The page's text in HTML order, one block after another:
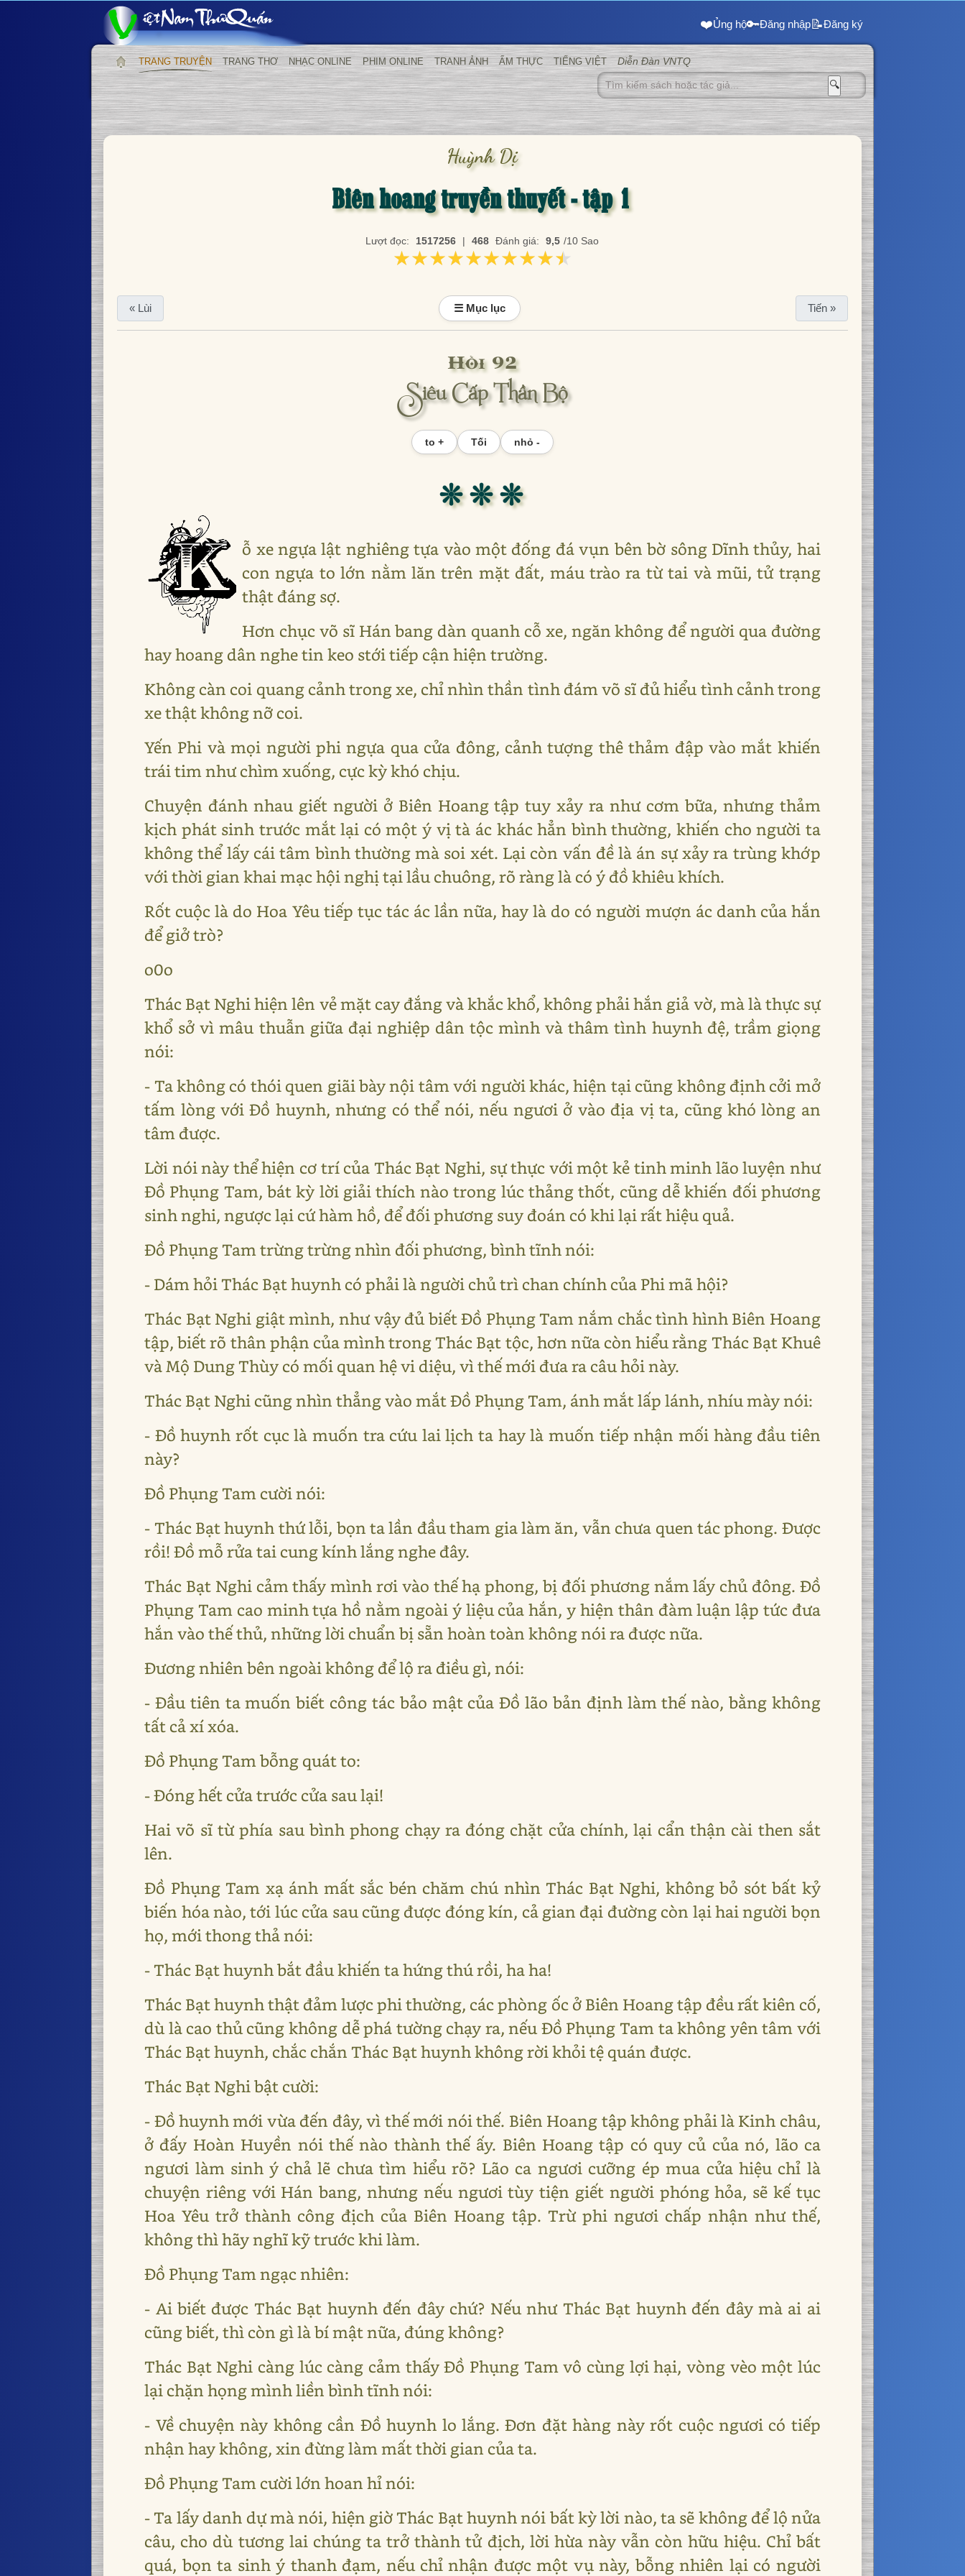
❤️Ủng hộ🔑Đăng nhập📝Đăng ký
TRANG TRUYỆN TRANG THƠ NHẠC ONLINE PHIM ONLINE TRANH ẢNH ẨM THỰC TIẾNG VIỆT Diễn Đàn VNTQ
🔍
Huỳnh Dị
Biên hoang truyền thuyết - tập 1
Lượt đọc: 1517256 | 468 Đánh giá: 9,5 /10 Sao
★★★★★★★★★★
★★★★★★★★★★
« Lùi ☰ Mục lục Tiến »
Hồi 92
Siêu Cấp Thần Bộ
to + Tối nhỏ -
❊ ❊ ❊
ỗ xe ngựa lật nghiêng tựa vào một đống đá vụn bên bờ sông Dĩnh thủy, hai
con ngựa to lớn nằm lăn trên mặt đất, máu trào ra từ tai và mũi, tử trạng
thật đáng sợ.
Hơn chục võ sĩ Hán bang dàn quanh cỗ xe, ngăn không để người qua đường
hay hoang dân nghe tin keo stới tiếp cận hiện trường.
Không càn coi quang cảnh trong xe, chỉ nhìn thần tình đám võ sĩ đủ hiểu tình cảnh trong
xe thật không nỡ coi.
Yến Phi và mọi người phi ngựa qua cửa đông, cảnh tượng thê thảm đập vào mắt khiến
trái tim như chìm xuống, cực kỳ khó chịu.
Chuyện đánh nhau giết người ở Biên Hoang tập tuy xảy ra như cơm bữa, nhưng thảm
kịch phát sinh trước mắt lại có một ý vị tà ác khác hẳn bình thường, khiến cho người ta
không thể lấy cái tâm bình thường mà soi xét. Lại còn vấn đề là án sự xảy ra trùng khớp
với thời gian khai mạc hội nghị tại lầu chuông, rõ ràng là có ý đồ khiêu khích.
Rốt cuộc là do Hoa Yêu tiếp tục tác ác lần nữa, hay là do có người mượn ác danh của hắn
để giở trò?
o0o
Thác Bạt Nghi hiện lên vẻ mặt cay đắng và khắc khổ, không phải hắn giả vờ, mà là thực sự
khổ sở vì mâu thuẫn giữa đại nghiệp dân tộc mình và thâm tình huynh đệ, trầm giọng
nói:
- Ta không có thói quen giãi bày nội tâm với người khác, hiện tại cũng không định cởi mở
tấm lòng với Đồ huynh, nhưng có thể nói, nếu ngươi ở vào địa vị ta, cũng khó lòng an
tâm được.
Lời nói này thể hiện cơ trí của Thác Bạt Nghi, sự thực với một kẻ tinh minh lão luyện như
Đồ Phụng Tam, bát kỳ lời giải thích nào trong lúc thảng thốt, cũng dễ khiến đối phương
sinh nghi, ngược lại cứ hàm hồ, để đối phương suy đoán có khi lại rất hiệu quả.
Đồ Phụng Tam trừng trừng nhìn đối phương, bình tĩnh nói:
- Dám hỏi Thác Bạt huynh có phải là người chủ trì chan chính của Phi mã hội?
Thác Bạt Nghi giật mình, như vậy đủ biết Đồ Phụng Tam nắm chắc tình hình Biên Hoang
tập, biết rõ thân phận của mình trong Thác Bạt tộc, hơn nữa còn hiểu rằng Thác Bạt Khuê
và Mộ Dung Thùy có mối quan hệ vi diệu, vì thế mới đưa ra câu hỏi này.
Thác Bạt Nghi cũng nhìn thẳng vào mắt Đồ Phụng Tam, ánh mắt lấp lánh, nhíu mày nói:
- Đồ huynh rốt cục là muốn tra cứu lai lịch ta hay là muốn tiếp nhận mối hàng đầu tiên
này?
Đồ Phụng Tam cười nói:
- Thác Bạt huynh thứ lỗi, bọn ta lần đầu tham gia làm ăn, vẫn chưa quen tác phong. Được
rồi! Đồ mỗ rửa tai cung kính lắng nghe đây.
Thác Bạt Nghi cảm thấy mình rơi vào thế hạ phong, bị đối phương nắm lấy chủ đông. Đồ
Phụng Tam cao minh tựa hồ nằm ngoài ý liệu của hắn, y hiện thân đàm luận lập tức đưa
hắn vào thế thủ, những lời chuẩn bị sẵn hoàn toàn không nói ra được nữa.
Đương nhiên bên ngoài không để lộ ra điều gì, nói:
- Đầu tiên ta muốn biết công tác bảo mật của Đồ lão bản định làm thế nào, bằng không
tất cả xí xóa.
Đồ Phụng Tam bỗng quát to:
- Đóng hết cửa trước cửa sau lại!
Hai võ sĩ từ phía sau bình phong chạy ra đóng chặt cửa chính, lại cẩn thận cài then sắt
lên.
Đồ Phụng Tam xạ ánh mất sắc bén chăm chú nhìn Thác Bạt Nghi, không bỏ sót bất kỷ
biến hóa nào, tới lúc cửa sau cũng được đóng kín, cả gian đại đường còn lại hai người bọn
họ, mới thong thả nói:
- Thác Bạt huynh bắt đầu khiến ta hứng thú rồi, ha ha!
Thác Bạt huynh thật đảm lược phi thường, các phòng ốc ở Biên Hoang tập đều rất kiên cố,
dù là cao thủ cũng không dễ phá tường chạy ra, nếu Đồ Phụng Tam ta không yên tâm với
Thác Bạt huynh, chắc chắn Thác Bạt huynh không rời khỏi tệ quán được.
Thác Bạt Nghi bật cười:
- Đồ huynh mới vừa đến đây, vì thế mới nói thế. Biên Hoang tập không phải là Kinh châu,
ở đấy Hoàn Huyền nói thế nào thành thế ấy. Biên Hoang tập có quy củ của nó, lão ca
ngươi làm sinh ý chả lẽ chưa tìm hiểu rõ? Lão ca ngươi cưỡng ép mua cửa hiệu chỉ là
chuyện riêng với Hán bang, nhưng nếu ngươi tùy tiện giết người phóng hỏa, sẽ kế tục
Hoa Yêu trở thành công địch của Biên Hoang tập. Trừ phi ngươi chấp nhận như thế,
không thì hãy nghĩ kỹ trước khi làm.
Đồ Phụng Tam ngạc nhiên:
- Ai biết được Thác Bạt huynh đến đây chứ? Nếu như Thác Bạt huynh đến đây mà ai ai
cũng biết, thì còn gì là bí mật nữa, đúng không?
Thác Bạt Nghi càng lúc càng cảm thấy Đồ Phụng Tam vô cùng lợi hại, vòng vèo một lúc
lại chặn họng mình liền bình tĩnh nói:
- Về chuyện này không cần Đồ huynh lo lắng. Đơn đặt hàng này rốt cuộc ngươi có tiếp
nhận hay không, xin đừng làm mất thời gian của ta.
Đồ Phụng Tam cười lớn hoan hỉ nói:
- Ta lấy danh dự mà nói, hiện giờ Thác Bạt huynh nói bất kỳ lời nào, ta sẽ không để lộ nửa
câu, cho dù tương lai chúng ta trở thành tử địch, lời hừa này vẫn còn hữu hiệu. Chỉ bất
quá, bọn ta sinh ý thanh đạm, nếu chỉ nhận được một vụ này, bỗng nhiên lại có người